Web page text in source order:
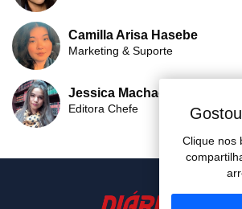
Camilla Arisa Hasebe
Marketing & Suporte
Jessica Machado
Editora Chefe
Clique nos